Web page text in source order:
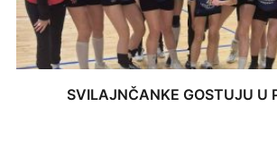
SVILAJNČANKE GOSTUJU U